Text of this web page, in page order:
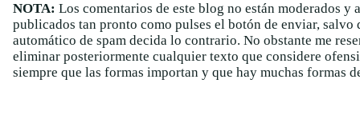
NOTA: Los comentarios de este blog no están moderados y
publicados tan pronto como pulses el botón de enviar,
automático de spam decida lo contrario. No obstante me
eliminar posteriormente cualquier texto que considere
siempre que las formas importan y que hay muchas formas